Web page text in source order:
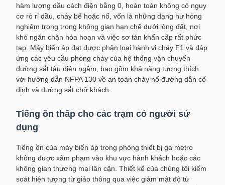
hàm lượng dầu cách điện bằng 0, hoàn toàn không có nguy
cơ rò rỉ dầu, cháy bể hoặc nổ, vốn là những dạng hư hỏng
nghiêm trọng trong không gian hạn chế dưới lòng đất, nơi
khó ngăn chặn hỏa hoạn và việc sơ tán khẩn cấp rất phức
tạp. Máy biến áp đạt được phân loại hành vi cháy F1 và đáp
ứng các yêu cầu phòng cháy của hệ thống vận chuyển
đường sắt tàu điện ngầm, bao gồm khả năng tương thích
với hướng dẫn NFPA 130 về an toàn cháy nổ đường dẫn cố
định và đường sắt chở khách.
Tiếng ồn thấp cho các trạm có người sử
dụng
Tiếng ồn của máy biến áp trong phòng thiết bị ga metro
không được xâm phạm vào khu vực hành khách hoặc các
không gian thương mại lân cận. Thiết kế của chúng tôi kiểm
soát hiện tượng từ giảo thông qua việc giảm mật độ từ